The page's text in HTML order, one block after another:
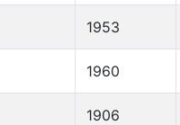
1953
1960
1906